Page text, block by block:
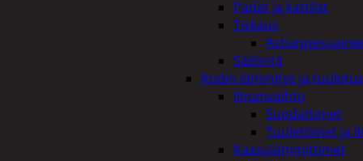
Padat ja kattilat
Tiskaus
Säilöntä
Kodin lämmitys ja tuuletus
Ilmanvaihto
Suodattimet
Tuulettimet ja
Kaasulämmittimet